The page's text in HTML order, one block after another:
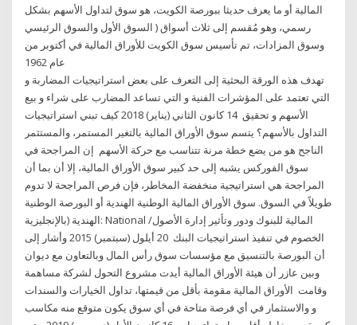
المالية أو ما يعرف حديثا ببورصة الكويت، هو سوق لتداول الأسهم بشكل
رسمي، وهو مُقسم إلى ثلاث أسواق ( السوق الأول والسوق الرئيسي
وسوق المزادات، تم تأسيس سوق الكويت للأوراق المالية في أكتوبر من
عام 1962
تهدف هذه الورقة البحثية إلى التعرف على بعض استراتيجيات المضاربة و
التي تعتمد على المؤشرات الفنية و التي تساعد المضارب على شراء و بيع
الأسهم و تحقيق 14 كانون الثاني (يناير) 2018 كيف تبني استراتيجيات
التداول بالأسهم؟ يتسم سوق الأوراق المالية بالتغير المستمر، والمستثمر
الناجح هو من يضع خطة مرنة تتناسب مع حركة الأسهم إن المراجحة في
سوق الفوركس يشبه إلى حد كبير سوق الأوراق المالية، إلا أن بما أن
المراجحة هي استراتيجية منخفضة المخاطر، فإن فرص المراجحة لا تدوم
طويلاً في السوق. سوق الأوراق المالية الوطنية الهندية أو البورصة الوطنية
الهندية (بالإنجليزية: National المالية للبنوك ودور وتأثير إدارة الأصول/
الخصوم في تنفيذ استراتيجيات البنك 20 أيلول (سبتمبر) 2015 وأشار إلى
أن البورصة بالتنسيق مع مؤسسات سوق رأس المال وبالتعاون مع ديوان
وبين عازر أن هيئة الأوراق المالية أيدت مشروع التحول لشركة مساهمة
وقامت الأوراق المالية مقومة بأقل من قيمتها، تداول الخيارات والسندات
و والاستثمار في أي فرصة متاحة في أي سوق يكون متوقع منه مكاسب